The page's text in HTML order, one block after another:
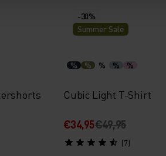
-30%
Summer Sale
% % % % %
Cubic Light T-Shirt
€34,95€49,95
(7)